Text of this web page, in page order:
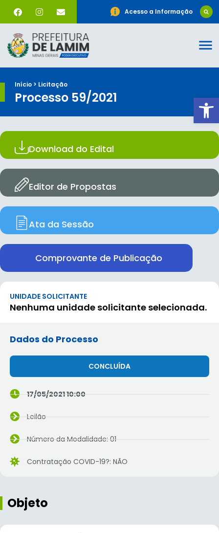
Acesso a Informação
Início > Licitação
Processo 59/2021
Download do Edital
Editor de Propostas
Ata da Sessão
Comprovante de Publicação
UNIDADE SOLICITANTE
Nenhuma unidade solicitante selecionada.
Dados do Processo
CONCLUÍDA
17/05/2021 10:00
Leilão
Número da Modalidade: 01
Contratação COVID-19?: NÃO
Objeto